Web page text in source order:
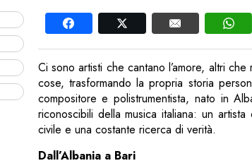
Ci sono artisti che cantano l’amore, altri
cose, trasformando la propria storia
compositore e polistrumentista, nato in
riconoscibili della musica italiana: un
civile e una costante ricerca di verità.
Dall’Albania a Bari